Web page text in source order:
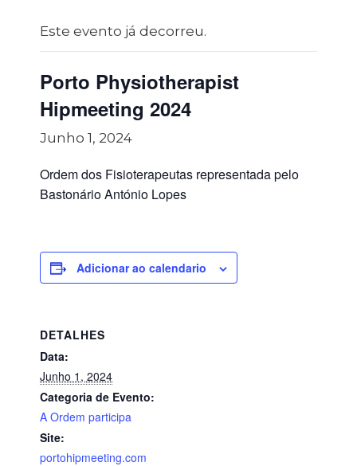
Este evento já decorreu.
Porto Physiotherapist
Hipmeeting 2024
Junho 1, 2024
Ordem dos Fisioterapeutas representada pelo
Bastonário António Lopes
Adicionar ao calendario
DETALHES
Data:
Junho 1, 2024
Categoria de Evento:
A Ordem participa
Site:
portohipmeeting.com